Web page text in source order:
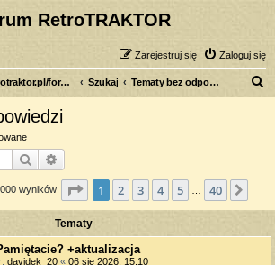
RetroTRAKTOR
Zaloguj się
Zarejestruj się
retrotraktor.pl/forum Szukaj Tematy bez odpowiedzi
Szukaj
wyników Strona z40
1 2 3 4 5 40
Tematy
+aktualizacja
davidek_20 « 06 sie 2026, 15:10